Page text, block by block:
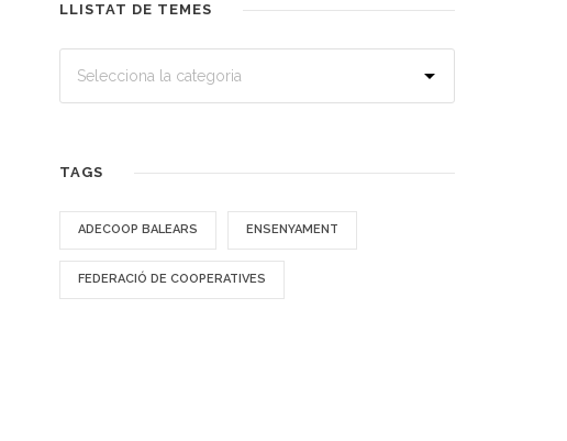
LLISTAT DE TEMES
TAGS
ADECOOP BALEARS ENSENYAMENT
FEDERACIÓ DE COOPERATIVES